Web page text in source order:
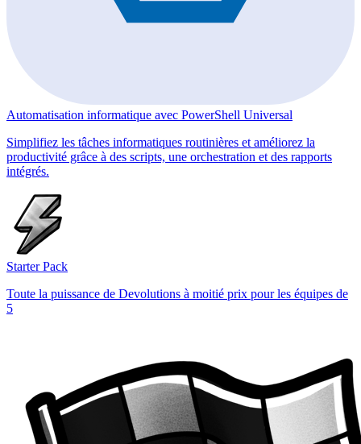
Automatisation informatique avec PowerShell Universal
Simplifiez les tâches informatiques routinières et améliorez la
productivité grâce à des scripts, une orchestration et des rapports
intégrés.
Starter Pack
Toute la puissance de Devolutions à moitié prix pour les équipes de
5